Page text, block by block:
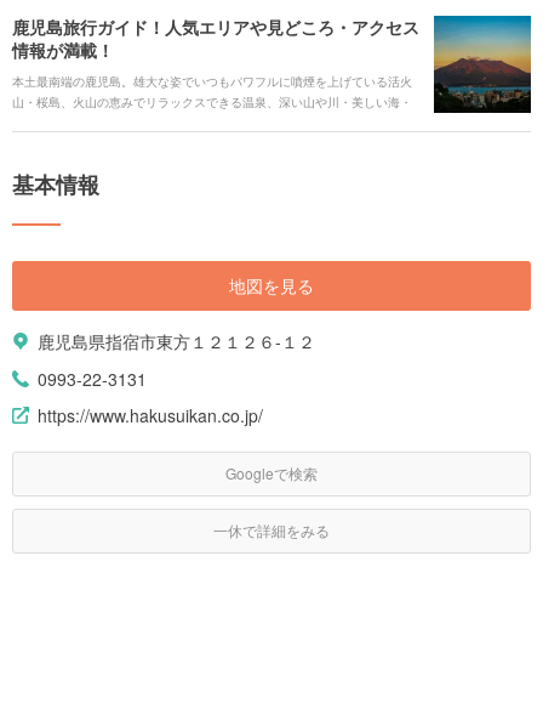
鹿児島旅行ガイド！人気エリアや見どころ・アクセス
情報が満載！
本土最南端の鹿児島。雄大な姿でいつもパワフルに噴煙を上げている活火
山・桜島、火山の恵みでリラックスできる温泉、深い山や川・美しい海・
スポットがたくさんです。今回は、見どころや人気の観光スポット、グル
基本情報
地図を見る
鹿児島県指宿市東方１２１２６-１２
0993-22-3131
https://www.hakusuikan.co.jp/
Googleで検索
一休で詳細をみる